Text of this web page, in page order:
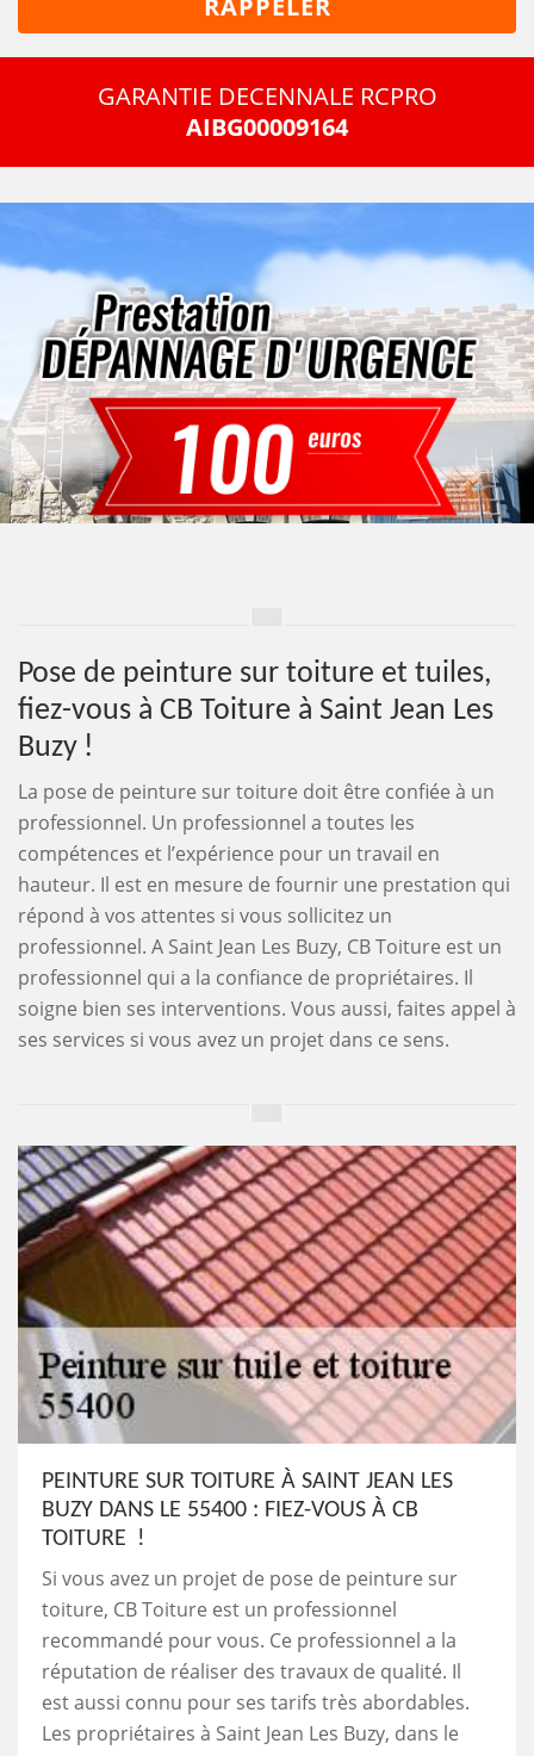
GARANTIE DECENNALE RCPRO
AIBG00009164
Pose de peinture sur toiture et tuiles,
fiez-vous à CB Toiture à Saint Jean Les
Buzy !
La pose de peinture sur toiture doit être confiée à un
professionnel. Un professionnel a toutes les
compétences et l’expérience pour un travail en
hauteur. Il est en mesure de fournir une prestation qui
répond à vos attentes si vous sollicitez un
professionnel. A Saint Jean Les Buzy, CB Toiture est un
professionnel qui a la confiance de propriétaires. Il
soigne bien ses interventions. Vous aussi, faites appel à
ses services si vous avez un projet dans ce sens.
PEINTURE SUR TOITURE À SAINT JEAN LES
BUZY DANS LE 55400 : FIEZ-VOUS À CB
TOITURE !
Si vous avez un projet de pose de peinture sur
toiture, CB Toiture est un professionnel
recommandé pour vous. Ce professionnel a la
réputation de réaliser des travaux de qualité. Il
est aussi connu pour ses tarifs très abordables.
Les propriétaires à Saint Jean Les Buzy, dans le